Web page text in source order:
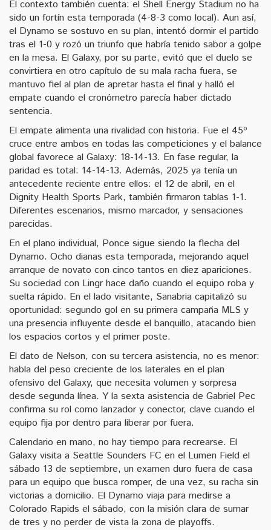
El contexto también cuenta: el Shell Energy Stadium no ha
sido un fortín esta temporada (4-8-3 como local). Aun así,
el Dynamo se sostuvo en su plan, intentó dormir el partido
tras el 1-0 y rozó un triunfo que habría tenido sabor a golpe
en la mesa. El Galaxy, por su parte, evitó que el duelo se
convirtiera en otro capítulo de su mala racha fuera, se
mantuvo fiel al plan de apretar hasta el final y halló el
empate cuando el cronómetro parecía haber dictado
sentencia.
El empate alimenta una rivalidad con historia. Fue el 45º
cruce entre ambos en todas las competiciones y el balance
global favorece al Galaxy: 18-14-13. En fase regular, la
paridad es total: 14-14-13. Además, 2025 ya tenía un
antecedente reciente entre ellos: el 12 de abril, en el
Dignity Health Sports Park, también firmaron tablas 1-1.
Diferentes escenarios, mismo marcador, y sensaciones
parecidas.
En el plano individual, Ponce sigue siendo la flecha del
Dynamo. Ocho dianas esta temporada, mejorando aquel
arranque de novato con cinco tantos en diez apariciones.
Su sociedad con Lingr hace daño cuando el equipo roba y
suelta rápido. En el lado visitante, Sanabria capitalizó su
oportunidad: segundo gol en su primera campaña MLS y
una presencia influyente desde el banquillo, atacando bien
los espacios cortos y el primer poste.
El dato de Nelson, con su tercera asistencia, no es menor:
habla del peso creciente de los laterales en el plan
ofensivo del Galaxy, que necesita volumen y sorpresa
desde segunda línea. Y la sexta asistencia de Gabriel Pec
confirma su rol como lanzador y conector, clave cuando el
equipo fija por dentro para liberar por fuera.
Calendario en mano, no hay tiempo para recrearse. El
Galaxy visita a Seattle Sounders FC en el Lumen Field el
sábado 13 de septiembre, un examen duro fuera de casa
para un equipo que busca romper, de una vez, su racha sin
victorias a domicilio. El Dynamo viaja para medirse a
Colorado Rapids el sábado, con la misión clara de sumar
de tres y no perder de vista la zona de playoffs.